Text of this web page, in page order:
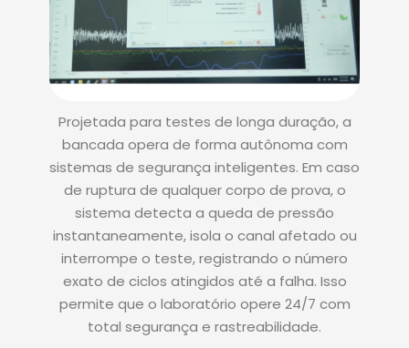
Projetada para testes de longa duração, a
bancada opera de forma autônoma com
sistemas de segurança inteligentes. Em caso
de ruptura de qualquer corpo de prova, o
sistema detecta a queda de pressão
instantaneamente, isola o canal afetado ou
interrompe o teste, registrando o número
exato de ciclos atingidos até a falha. Isso
permite que o laboratório opere 24/7 com
total segurança e rastreabilidade.